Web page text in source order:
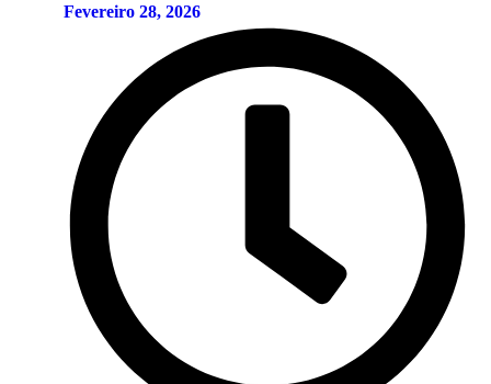
Fevereiro 28, 2026